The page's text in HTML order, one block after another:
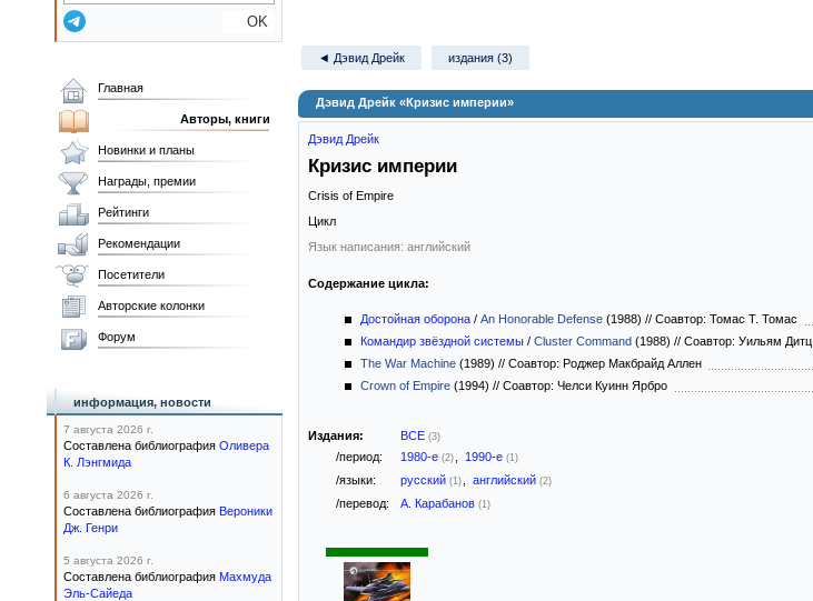
OK
◄ Дэвид Дрейк издания (3)
Дэвид Дрейк «Кризис империи»
Дэвид Дрейк
Кризис империи
Crisis of Empire
Цикл
Язык написания: английский
Содержание цикла:
Достойная оборона / An Honorable Defense (1988) // Соавтор: Томас Т. Томас
Командир звёздной системы / Cluster Command (1988) // Соавтор: Уильям Дитц
The War Machine (1989) // Соавтор: Роджер Макбрайд Аллен
Crown of Empire (1994) // Соавтор: Челси Куинн Ярбро
Издания: ВСЕ (3)
/период: 1980-е (2) 1990-е (1)
/языки: русский (1) английский (2)
/перевод: А. Карабанов (1)
Главная
Авторы, книги
Новинки и планы
Награды, премии
Рейтинги
Рекомендации
Посетители
Авторские колонки
Форум
информация, новости
7 августа 2026 г.
Составлена библиография Оливера
К. Лэнгмида
6 августа 2026 г.
Составлена библиография Вероники
Дж. Генри
5 августа 2026 г.
Составлена библиография Махмуда
Эль-Сайеда